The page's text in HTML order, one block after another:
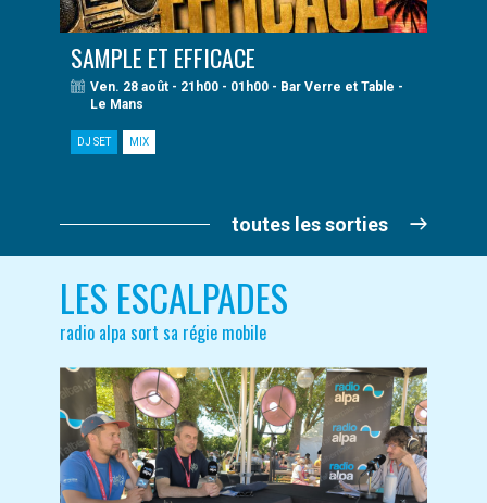
SAMPLE ET EFFICACE
Ven. 28 août - 21h00 - 01h00 - Bar Verre et Table -
Le Mans
DJ SET MIX
toutes les sorties
LES ESCALPADES
radio alpa sort sa régie mobile